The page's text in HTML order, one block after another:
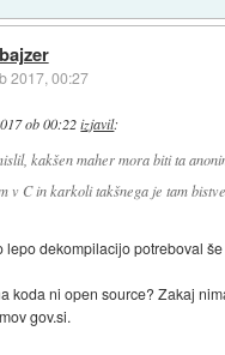
2017, 00:27
ob 00:22 izjavil:
kakšen maher mora biti ta
v C in karkoli takšnega je tam
lepo dekompilacijo potreboval
koda ni open source? Zakaj
gov.si.